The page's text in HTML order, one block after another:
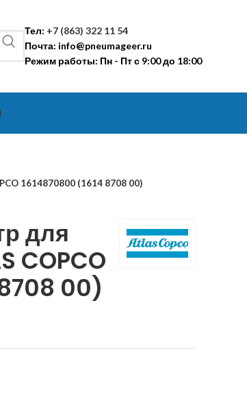
Тел: +7 (863) 322 11 54
Почта: info@pneumageer.ru
Режим работы: Пн - Пт с 9:00 до 18:00
1614870800 (1614 8708 00)
для
COPCO
00)